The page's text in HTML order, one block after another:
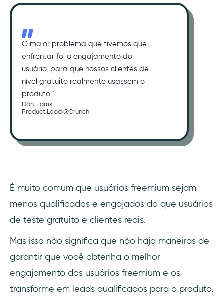
O maior problema que tivemos que
enfrentar foi o engajamento do
usuário, para que nossos clientes de
nível gratuito realmente usassem o
produto.”
Dan Harris
Product Lead @Crunch
É muito comum que usuários freemium sejam
menos qualificados e engajados do que usuários
de teste gratuito e clientes reais.
Mas isso não significa que não haja maneiras de
garantir que você obtenha o melhor
engajamento dos usuários freemium e os
transforme em leads qualificados para o produto.